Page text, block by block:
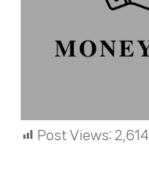
Post Views: 2,614